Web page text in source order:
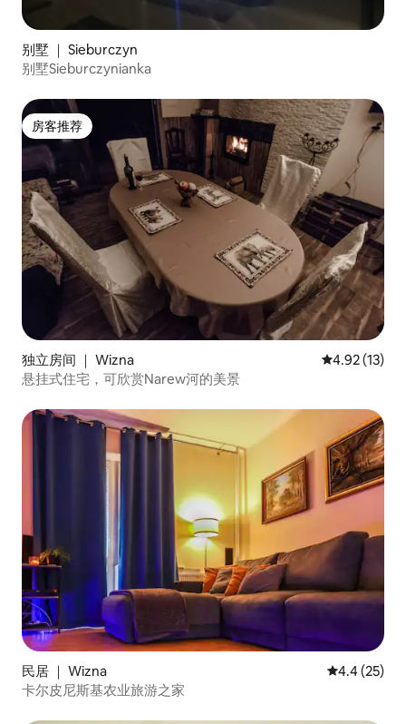
别墅 ｜ Sieburczyn
别墅Sieburczynianka
房客推荐
房客推荐
独立房间 ｜ Wizna 平均评分
4.92 (13)
悬挂式住宅，可欣赏Narew河的美景
民居 ｜ Wizna 平均评分
4.4 (25)
卡尔皮尼斯基农业旅游之家